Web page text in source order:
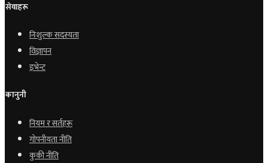
सेवाहरू
निःशुल्क सदस्यता
विज्ञापन
इभेन्ट
कानुनी
नियम र सर्तहरू
गोपनीयता नीति
कुकी नीति